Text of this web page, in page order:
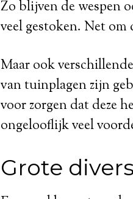
Zo blijven de wespen
veel gestoken. Net om
Maar ook
van tuinplagen zijn
voor zorgen dat deze
ongelooflijk veel
Grote